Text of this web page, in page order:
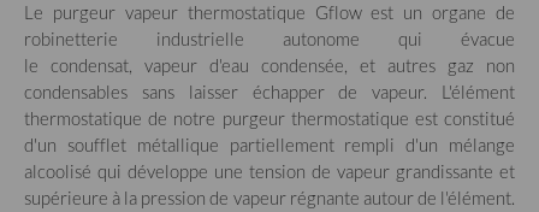
Le purgeur vapeur thermostatique Gflow est un organe de
robinetterie industrielle autonome qui évacue
le condensat, vapeur d'eau condensée, et autres gaz non
condensables sans laisser échapper de vapeur. L'élément
thermostatique de notre purgeur thermostatique est constitué
d'un soufflet métallique partiellement rempli d'un mélange
alcoolisé qui développe une tension de vapeur grandissante et
supérieure à la pression de vapeur régnante autour de l'élément.